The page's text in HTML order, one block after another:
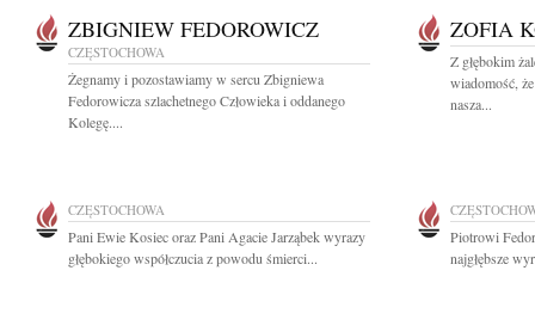
ZBIGNIEW FEDOROWICZ
CZĘSTOCHOWA
Żegnamy i pozostawiamy w sercu Zbigniewa
Fedorowicza szlachetnego Człowieka i oddanego
Kolegę....
ZOFIA
Z głębokim
wiadomość,
nasza...
CZĘSTOCHOWA
Pani Ewie Kosiec oraz Pani Agacie Jarząbek wyrazy
głębokiego współczucia z powodu śmierci...
Piotrowi
najgłębsze